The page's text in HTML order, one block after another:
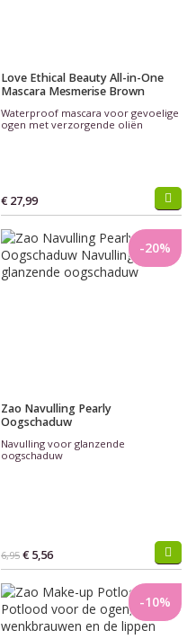
Love Ethical Beauty All-in-One
Mascara Mesmerise Brown
Waterproof mascara voor gevoelige
ogen met verzorgende oliën
€ 27,99
Zao Navulling Pearly
Oogschaduw
Navulling voor glanzende
oogschaduw
-20%
6,95 € 5,56
-10%